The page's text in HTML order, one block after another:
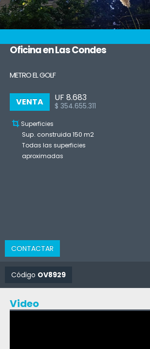
Oficina en Las Condes
METRO EL GOLF
VENTA UF 8.683
$ 354.655.311
Superficies
Sup. construida 150 m2
Todas las superficies
aproximadas
CONTACTAR
Código OV8929
Video